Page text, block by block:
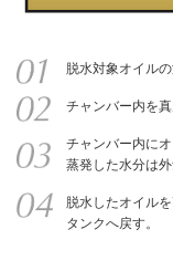
脱水対象オイル
チャンバー内を
チャンバー内に
蒸発した水分は
脱水したオイル
タンクへ戻す。